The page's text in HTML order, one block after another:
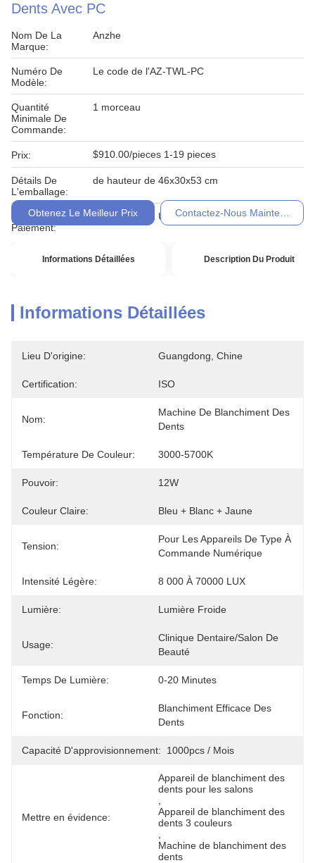
Dents Avec PC
Nom De La
Marque:
Anzhe
Numéro De
Modèle:
Le code de l'AZ-TWL-PC
Quantité
Minimale De
Commande:
1 morceau
Prix: $910.00/pieces 1-19 pieces
Détails De
L'emballage:
de hauteur de 46x30x53 cm
Conditions De
Paiement:
T / T, Western Union, Moneygram
Obtenez Le Meilleur Prix Contactez-Nous Maintenant
Informations Détaillées Description Du Produit
Informations Détaillées
Lieu D'origine: Guangdong, Chine
Certification: ISO
Nom:
Machine De Blanchiment Des
Dents
Température De Couleur: 3000-5700K
Pouvoir: 12W
Couleur Claire: Bleu + Blanc + Jaune
Tension:
Pour Les Appareils De Type À
Commande Numérique
Intensité Légère: 8 000 À 70000 LUX
Lumière: Lumière Froide
Usage:
Clinique Dentaire/salon De
Beauté
Temps De Lumière: 0-20 Minutes
Fonction:
Blanchiment Efficace Des
Dents
Capacité D'approvisionnement: 1000pcs / Mois
Mettre en évidence:
Appareil de blanchiment des
dents pour les salons
Appareil de blanchiment des
dents 3 couleurs
Machine de blanchiment des
dents